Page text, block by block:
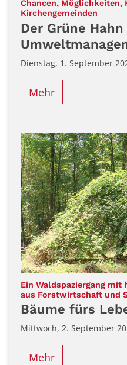
Chancen, Möglichkeiten,
Kirchengemeinden
Der Grüne
Dienstag, 1. September
Mehr
Ein Waldspaziergang
aus Forstwirtschaft und
Bäume fürs
Mittwoch, 2. September
Mehr